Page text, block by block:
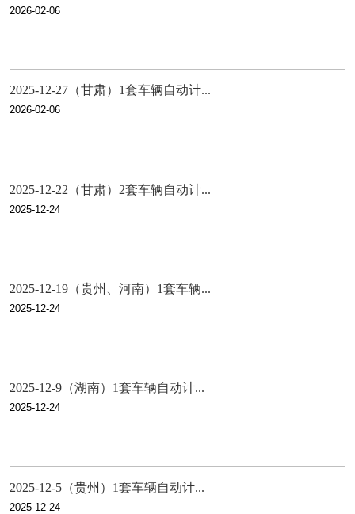
2026-02-06
2025-12-27（甘肃）1套车辆自动计...
2026-02-06
2025-12-22（甘肃）2套车辆自动计...
2025-12-24
2025-12-19（贵州、河南）1套车辆...
2025-12-24
2025-12-9（湖南）1套车辆自动计...
2025-12-24
2025-12-5（贵州）1套车辆自动计...
2025-12-24